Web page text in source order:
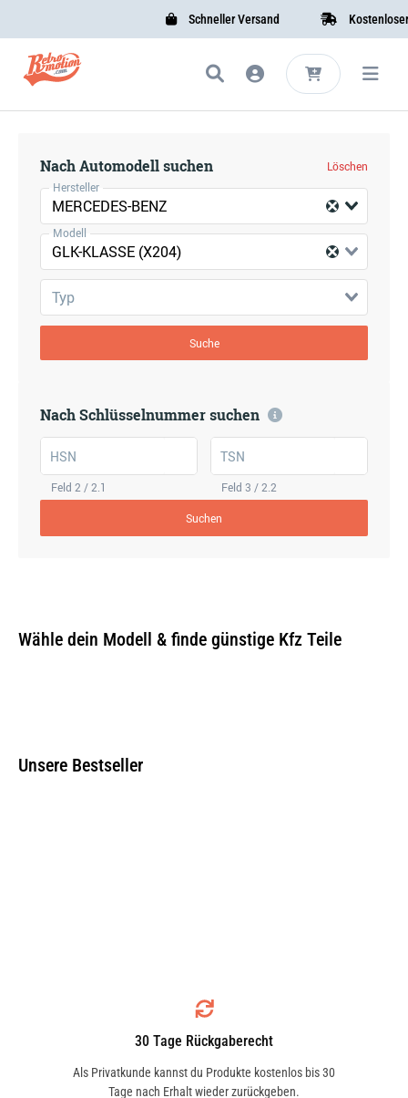
Schneller Versand Kostenloser
Nach Automodell suchen
Löschen
Hersteller
MERCEDES-BENZ
Modell
GLK-KLASSE (X204)
Typ
Suche
Nach Schlüsselnummer suchen
HSN
Feld 2 / 2.1
TSN
Feld 3 / 2.2
Suchen
Wähle dein Modell & finde günstige Kfz Teile
Unsere Bestseller
30 Tage Rückgaberecht
Als Privatkunde kannst du Produkte kostenlos bis 30
Tage nach Erhalt wieder zurückgeben.